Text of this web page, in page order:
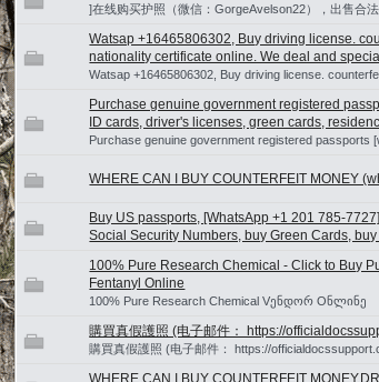
]在线购买护照（微信：GorgeAvelson22），出售合法
Watsap +16465806302, Buy driving license.
nationality certificate online. We deal and
Watsap +16465806302, Buy driving license.
Purchase genuine government registered
ID cards, driver's licenses, green cards,
Purchase genuine government registered passports
WHERE CAN I BUY COUNTERFEIT MONEY
Buy US passports, [WhatsApp +1 201 785-
Social Security Numbers, buy Green Cards,
100% Pure Research Chemical - Click to Buy
Fentanyl Online
100% Pure Research Chemical Vენდორ Oნლინე
購買真假護照 (电子邮件： https://
購買真假護照 (电子邮件： https://
WHERE CAN I BUY COUNTERFEIT